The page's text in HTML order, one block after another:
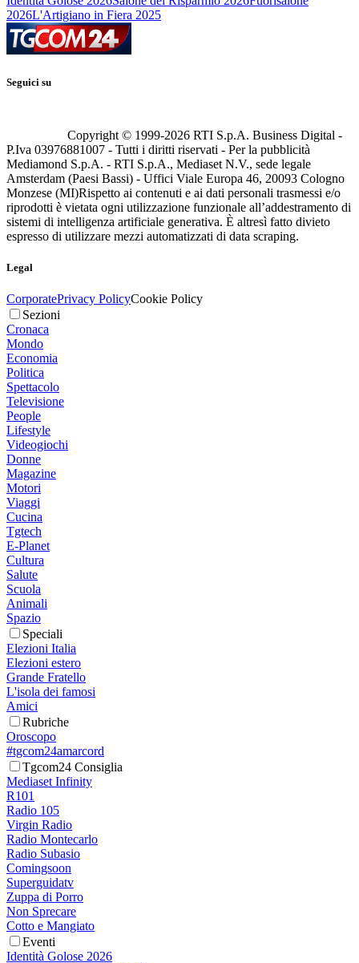
2026L'Artigiano in Fiera 2025
Seguici su
Copyright © 1999-2026 RTI S.p.A. Business Digital -
P.Iva 03976881007 - Tutti i diritti riservati - Per la pubblicità
Mediamond S.p.A. - RTI S.p.A., Mediaset N.V., sede legale
Amsterdam (Paesi Bassi) - Uffici Viale Europa 46, 20093 Cologno
Monzese (MI)Rispetto ai contenuti e ai dati personali trasmessi e/o
riprodotti è vietata ogni utilizzazione funzionale all’addestramento di
sistemi di intelligenza artificiale generativa. È altresì fatto divieto
espresso di utilizzare mezzi automatizzati di data scraping.
Legal
CorporatePrivacy PolicyCookie Policy
Sezioni
Cronaca
Mondo
Economia
Politica
Spettacolo
Televisione
People
Lifestyle
Videogiochi
Donne
Magazine
Motori
Viaggi
Cucina
Tgtech
E-Planet
Cultura
Salute
Scuola
Animali
Spazio
Speciali
Elezioni Italia
Elezioni estero
Grande Fratello
L'isola dei famosi
Amici
Rubriche
Oroscopo
#tgcom24amarcord
Tgcom24 Consiglia
Mediaset Infinity
R101
Radio 105
Virgin Radio
Radio Montecarlo
Radio Subasio
Comingsoon
Superguidatv
Zuppa di Porro
Non Sprecare
Cotto e Mangiato
Eventi
Identità Golose 2026